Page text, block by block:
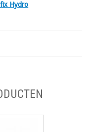
Hydro